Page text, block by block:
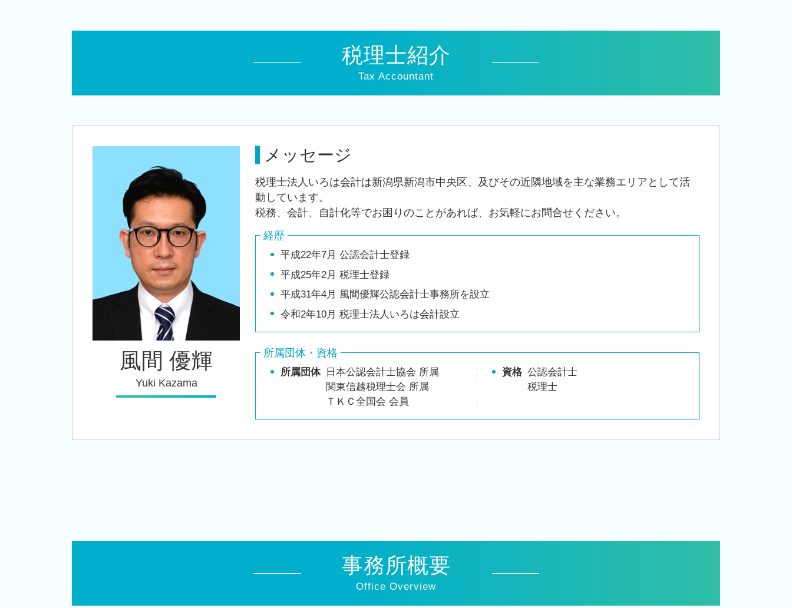
個人事業主 法人化 デメリット
株式会社 設立 条件
創業 助成金 補助金
法人化 タイミング
修正申告 税務調査
損益分岐点 計算方法
税務調査 立会
年次 決算業務
月次 巡回監査
クラウド会計 導入
法人 申告 書類
贈与税 申告 税理士
相続税 申告書
事業承継 法人
創業支援 税理士 相談 新潟市北区
創業支援 税理士 相談 亀田駅
税務顧問 税理士 相談 阿賀野市
創業支援 税理士 相談 新発田市
会社設立 税理士 相談 新発田市
会社設立 税理士 相談 新潟市北区
会社設立 税理士 相談 亀田駅
税理士紹介
Tax Accountant
風間 優輝
Yuki Kazama
メッセージ
税理士法人いろは会計は新潟県新潟市中央区、及びその近隣地域を主な業務エリアとして活
動しています。
税務、会計、自計化等でお困りのことがあれば、お気軽にお問合せください。
経歴
平成22年7月 公認会計士登録
平成25年2月 税理士登録
平成31年4月 風間優輝公認会計士事務所を設立
令和2年10月 税理士法人いろは会計設立
所属団体・資格
所属団体
日本公認会計士協会 所属
関東信越税理士会 所属
ＴＫＣ全国会 会員
資格 公認会計士
税理士
事務所概要
Office Overview